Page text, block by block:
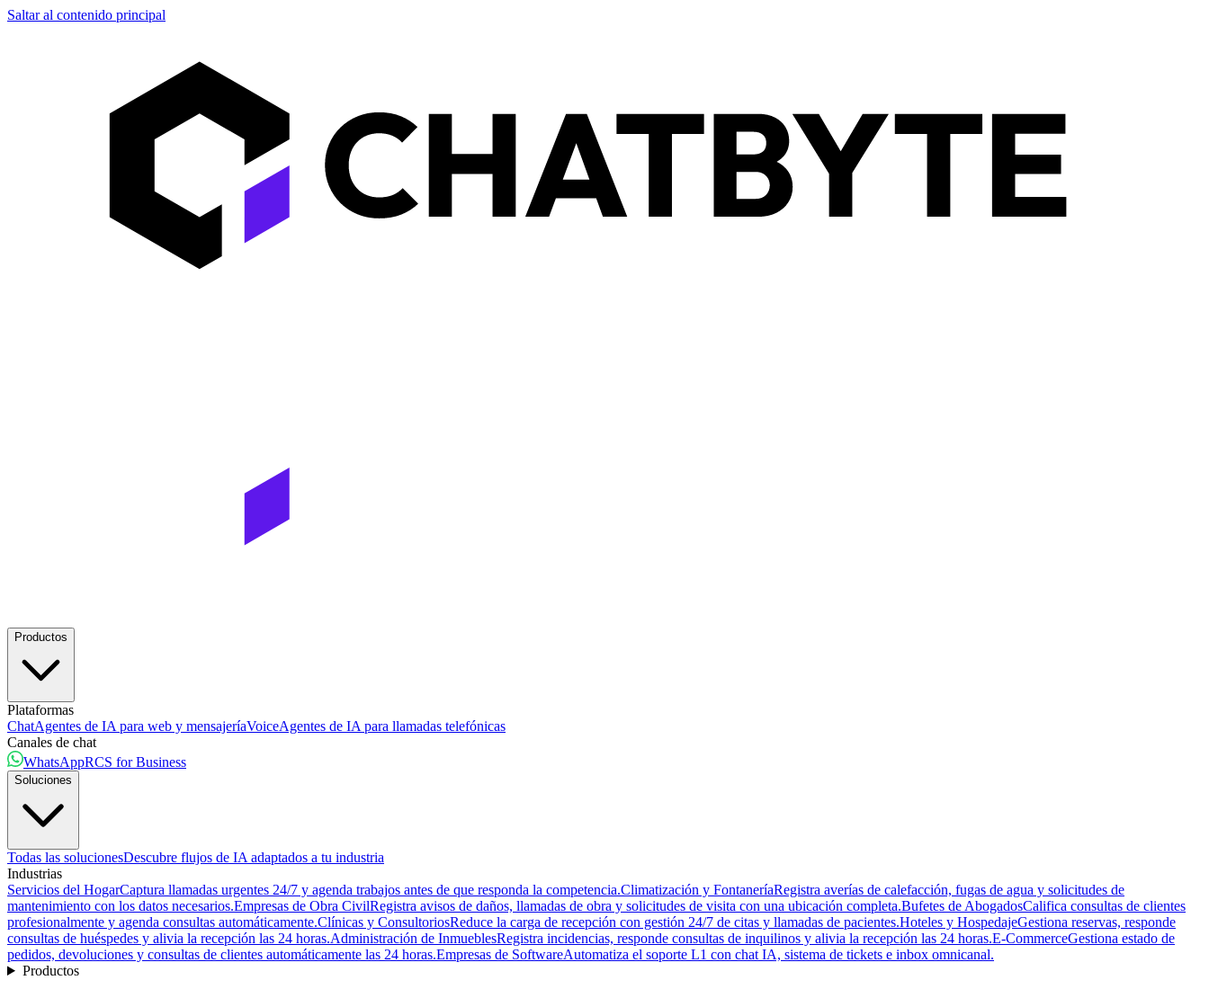
Saltar al contenido principal
Productos
Plataformas
ChatAgentes de IA para web y mensajeríaVoiceAgentes de IA para llamadas telefónicas
Canales de chat
WhatsAppRCS for Business
Soluciones
Todas las solucionesDescubre flujos de IA adaptados a tu industria
Industrias
Servicios del HogarCaptura llamadas urgentes 24/7 y agenda trabajos antes de que responda la competencia.Climatización y FontaneríaRegistra averías de calefacción, fugas de agua y solicitudes de
mantenimiento con los datos necesarios.Empresas de Obra CivilRegistra avisos de daños, llamadas de obra y solicitudes de visita con una ubicación completa.Bufetes de AbogadosCalifica consultas de clientes
profesionalmente y agenda consultas automáticamente.Clínicas y ConsultoriosReduce la carga de recepción con gestión 24/7 de citas y llamadas de pacientes.Hoteles y HospedajeGestiona reservas, responde
consultas de huéspedes y alivia la recepción las 24 horas.Administración de InmueblesRegistra incidencias, responde consultas de inquilinos y alivia la recepción las 24 horas.E-CommerceGestiona estado de
pedidos, devoluciones y consultas de clientes automáticamente las 24 horas.Empresas de SoftwareAutomatiza el soporte L1 con chat IA, sistema de tickets e inbox omnicanal.
Productos